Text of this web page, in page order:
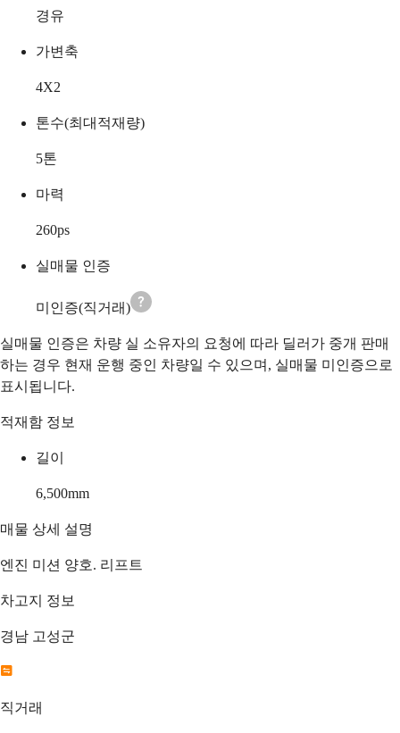
경유
가변축
4X2
톤수(최대적재량)
5톤
마력
260ps
실매물 인증
미인증(직거래)
실매물 인증은 차량 실 소유자의 요청에 따라 딜러가 중개 판매
하는 경우 현재 운행 중인 차량일 수 있으며, 실매물 미인증으로
표시됩니다.
적재함 정보
길이
6,500mm
매물 상세 설명
엔진 미션 양호. 리프트
차고지 정보
경남 고성군
직거래